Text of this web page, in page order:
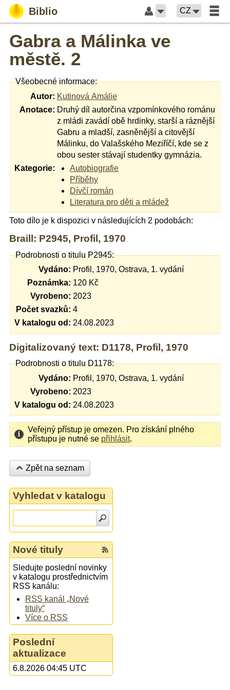
Biblio CZ
Gabra a Málinka ve
městě. 2
Všeobecné informace:
Autor: Kutinová Amálie
Anotace: Druhý díl autorčina vzpomínkového románu
z mládi zavádí obě hrdinky, starší a ráznější
Gabru a mladší, zasněnější a citovější
Málinku, do Valašského Meziříčí, kde se z
obou sester stávají studentky gymnázia.
Kategorie:
Autobiografie
Příběhy
Dívčí román
Literatura pro děti a mládež
Toto dílo je k dispozici v následujících 2 podobách:
Braill: P2945, Profil, 1970
Podrobnosti o titulu P2945:
Vydáno: Profil, 1970, Ostrava, 1. vydání
Poznámka: 120 Kč
Vyrobeno: 2023
Počet svazků: 4
V katalogu od: 24.08.2023
Digitalizovaný text: D1178, Profil, 1970
Podrobnosti o titulu D1178:
Vydáno: Profil, 1970, Ostrava, 1. vydání
Vyrobeno: 2023
V katalogu od: 24.08.2023
Veřejný přístup je omezen. Pro získání plného
přístupu je nutné se přihlásit.
Zpět na seznam
Vyhledat v katalogu
Nové tituly
Sledujte poslední novinky
v katalogu prostřednictvím
RSS kanálu:
RSS kanál „Nové
tituly“
Více o RSS
Poslední
aktualizace
6.8.2026 04:45 UTC